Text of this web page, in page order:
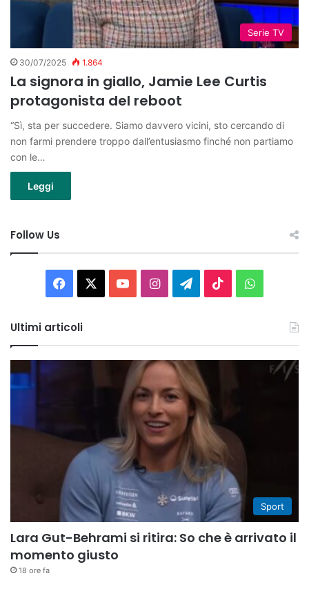
Serie TV
30/07/2025 1.864
La signora in giallo, Jamie Lee Curtis
protagonista del reboot
“Sì, sta per succedere. Siamo davvero vicini, sto cercando di
non farmi prendere troppo dall’entusiasmo finché non partiamo
con le…
Leggi
Follow Us
Facebook You InstagramTelegram
TikTok
Ultimi articoli
Sport
Lara Gut-Behrami si ritira: So che è arrivato il
momento giusto
18 ore fa